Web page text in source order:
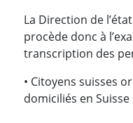
La Direction de
procède donc à
transcription des
• Citoyens suisses
domiciliés en Suisse